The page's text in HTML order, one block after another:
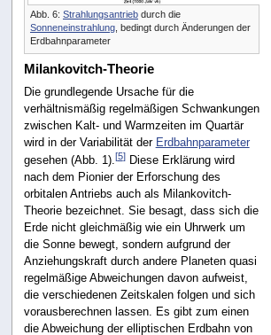
Abb. 6: Strahlungsantriebdurch die
Sonneneinstrahlung, bedingt durch Änderungen der
Erdbahnparameter
Milankovitch-Theorie
Die grundlegende Ursache für die
verhältnismäßig regelmäßigen Schwankungen
zwischen Kalt- und Warmzeiten im Quartär
wird in der Variabilität der Erdbahnparameter
gesehen (Abb. 1).[5]Diese Erklärung wird
nach dem Pionier der Erforschung des
orbitalen Antriebs auch als Milankovitch-
Theorie bezeichnet. Sie besagt, dass sich die
Erde nicht gleichmäßig wie ein Uhrwerk um
die Sonne bewegt, sondern aufgrund der
Anziehungskraft durch andere Planeten quasi
regelmäßige Abweichungen davon aufweist,
die verschiedenen Zeitskalen folgen und sich
vorausberechnen lassen. Es gibt zum einen
die Abweichung der elliptischen Erdbahn von